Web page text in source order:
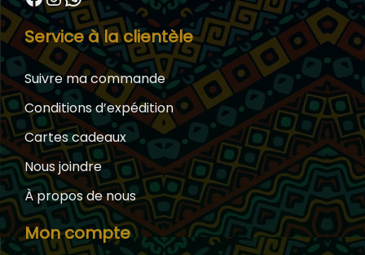
Service à la clientèle
Suivre ma commande
Conditions d’expédition
Cartes cadeaux
Nous joindre
À propos de nous
Mon compte